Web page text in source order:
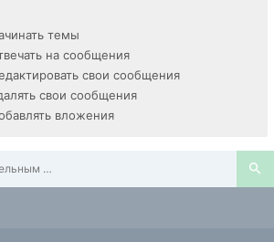
темы
на сообщения
свои сообщения
свои сообщения
вложения
По почтовым/строительным адресам Павшинской Поймы